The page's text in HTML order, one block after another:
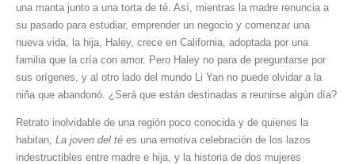
una manta junto a una torta de té. Así, mientras la madre renuncia a
su pasado para estudiar, emprender un negocio y comenzar una
nueva vida, la hija, Haley, crece en California, adoptada por una
familia que la cría con amor. Pero Haley no para de preguntarse por
sus orígenes, y al otro lado del mundo Li Yan no puede olvidar a la
niña que abandonó. ¿Será que están destinadas a reunirse algún día?
Retrato inolvidable de una región poco conocida y de quienes la
habitan, La joven del té es una emotiva celebración de los lazos
indestructibles entre madre e hija, y la historia de dos mujeres